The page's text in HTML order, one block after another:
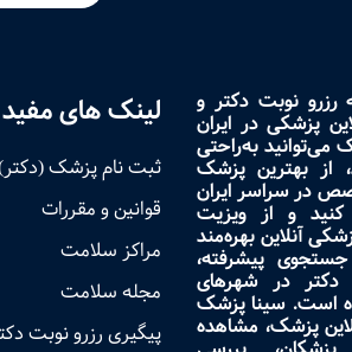
رزرو نوبت دکتر و
پزشکی در ایران
به‌راحتی
از بهترین پزشک
در سراسر ایران
و از ویزیت
آنلاین بهره‌مند
پیشرفته،
دکتر در شهرهای
است. سینا پزشک
پزشک، مشاهده
لینک های
ثبت نام پزشک
قوانین و مقررات
مراکز سلامت
مجله سلامت
پیگیری رزرو نوبت